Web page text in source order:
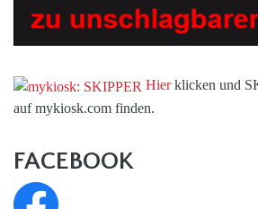
Hierklicken und
auf mykiosk.com finden.
FACEBOOK